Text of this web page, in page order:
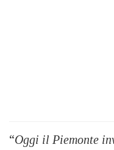
“Oggi il Piemonte